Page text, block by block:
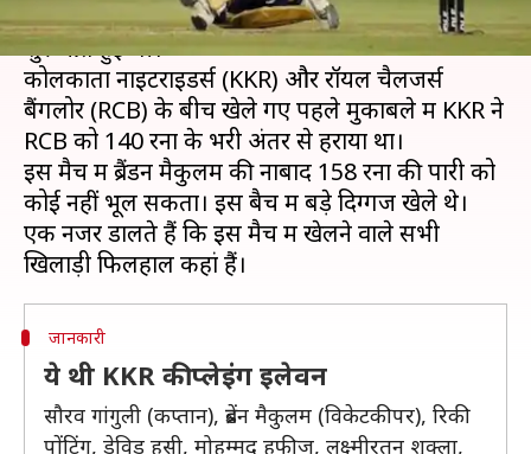
आज ही के दिन 2008 में इंडियन प्रीमियर लीग (IPL) की
शुरुआत हुई थी।
कोलकाता नाइटराइडर्स (KKR) और रॉयल चैलेंजर्स
बैंगलोर (RCB) के बीच खेले गए पहले मुकाबले में KKR ने
RCB को 140 रनों के भरी अंतर से हराया था।
इस मैच में ब्रैंडन मैकुलम की नाबाद 158 रनों की पारी को
कोई नहीं भूल सकता। इस बैच में बड़े दिग्गज खेले थे।
एक नजर डालते हैं कि इस मैच में खेलने वाले सभी
जानकारी
ये थी KKR की प्लेइंग इलेवन
सौरव गांगुली (कप्तान), ब्रेंडन मैकुलम (विकेटकीपर), रिकी
पोंटिंग, डेविड हसी, मोहम्मद हफीज, लक्ष्मीरतन शुक्ला,